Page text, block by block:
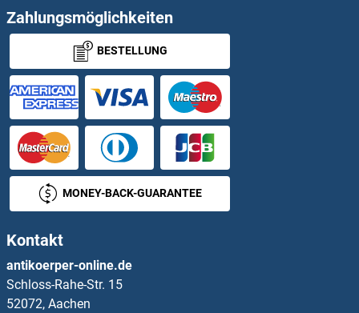
beta 2 Adrenergic Receptor Antikörper
beta Actin Antikörper
beta Amyloid Antikörper
beta Arrestin 1 Antikörper
beta Catenin Antikörper
beta Defensin 1 Antikörper
Zahlungsmöglichkeiten
BESTELLUNG
MONEY-BACK-GUARANTEE
Kontakt
antikoerper-online.de
Schloss-Rahe-Str. 15
52072, Aachen